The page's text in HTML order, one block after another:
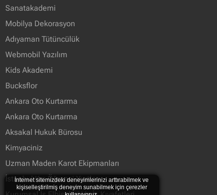
Sanatakademi
Mobilya Dekorasyon
Adıyaman Tütüncülük
Webmobil Yazılım
Kids Akademi
Bucksflor
Ankara Oto Kurtarma
Ankara Oto Kurtarma
Aksakal Hukuk Bürosu
Kimyaciniz
Uzman Maden Karot Ekipmanları
İstanbul Kız Öğrenci Yurtları
İnternet sitemizdeki deneyimlerinizi arttırabilmek ve
kişiselleştirilmiş deneyim sunabilmek için çerezler